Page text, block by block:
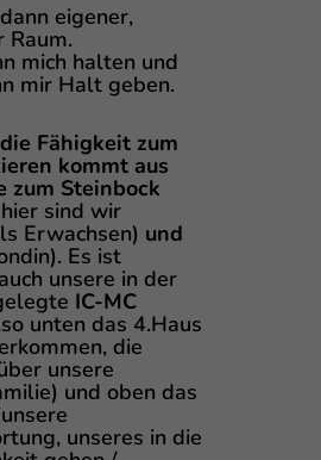
eigener,
Raum.
mich halten und
mir Halt geben.
Fähigkeit zum
kommt aus
zum Steinbock
sind wir
Erwachsen) und
Es ist
unsere in der
IC-MC
unten das 4.Haus
die
unsere
und oben das
unseres in die